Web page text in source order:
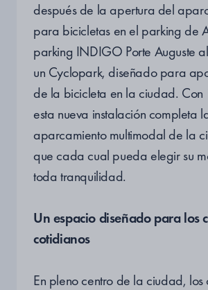
después de la apertura del
para bicicletas en el parking de
parking INDIGO Porte Auguste
un Cyclopark, diseñado para
de la bicicleta en la ciudad. Con
esta nueva instalación completa
aparcamiento multimodal de la
que cada cual pueda elegir su
toda tranquilidad.
Un espacio diseñadopara los
cotidianos
En pleno centro de la ciudad, los